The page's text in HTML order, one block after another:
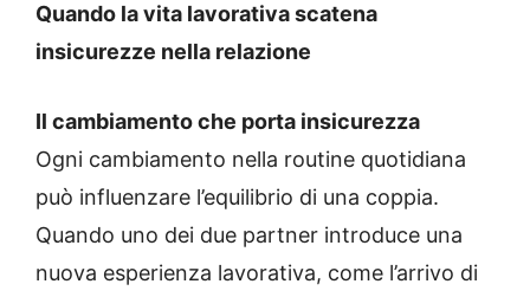
Quando la vita lavorativa scatena
insicurezze nella relazione
Il cambiamento che porta insicurezza
Ogni cambiamento nella routine quotidiana
può influenzare l’equilibrio di una coppia.
Quando uno dei due partner introduce una
nuova esperienza lavorativa, come l’arrivo di